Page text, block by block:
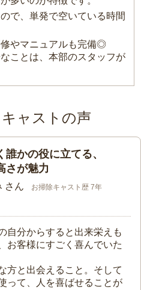
で、単発で空いている時間
やマニュアルも完備◎
ことは、本部のスタッフが
ャストの声
誰かの役に立てる、
さが魅力
さん お掃除キャスト歴 7年
自分からすると出来栄えも
お客様にすごく喜んでいた
方と出会えること。そして
って、人を喜ばせることが